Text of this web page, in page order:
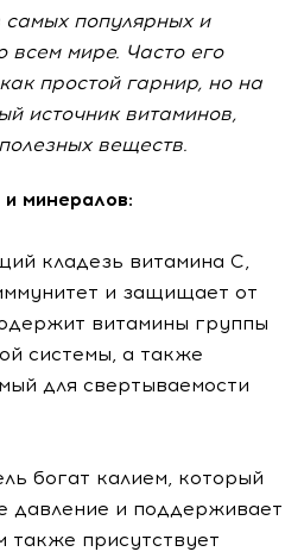
популярных и
всем мире. Часто его
простой гарнир, но на
источник витаминов,
веществ.
и минералов:
кладезь витамина С,
и защищает от
витамины группы
системы, а также
для свертываемости
богат калием, который
давление и поддерживает
также присутствует